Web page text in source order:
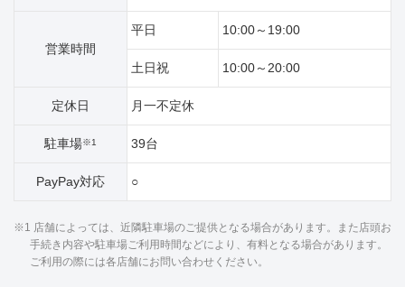
営業時間
平日 10:00～19:00
土日祝 10:00～20:00
定休日 月一不定休
駐車場※1 39台
PayPay対応 ○
※1 店舗によっては、近隣駐車場のご提供となる場合があります。また店頭お
手続き内容や駐車場ご利用時間などにより、有料となる場合があります。
ご利用の際には各店舗にお問い合わせください。